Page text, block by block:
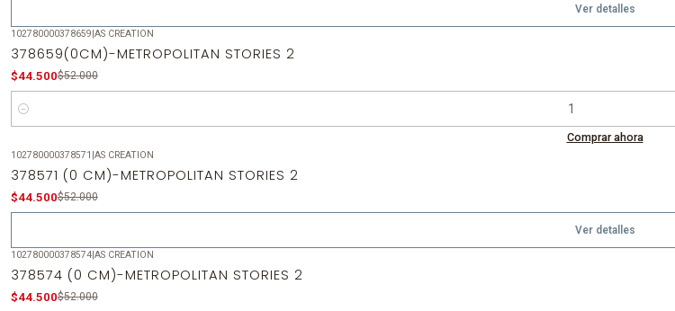
Ver detalles
-14% OFF
102780000378659|AS CREATION
378659(0CM)-METROPOLITAN STORIES 2
$44.500$52.000
Cantidad
Comprar ahora
-14%
OFF
Agotado
102780000378571 |AS CREATION
378571 (0 CM)-METROPOLITAN STORIES 2
$44.500$52.000
Ver detalles
-14% OFF
102780000378574|AS CREATION
378574 (0 CM)-METROPOLITAN STORIES 2
$44.500$52.000